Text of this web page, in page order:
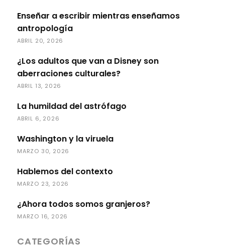
Enseñar a escribir mientras enseñamos
antropología
ABRIL 20, 2026
¿Los adultos que van a Disney son
aberraciones culturales?
ABRIL 13, 2026
La humildad del astrófago
ABRIL 6, 2026
Washington y la viruela
MARZO 30, 2026
Hablemos del contexto
MARZO 23, 2026
¿Ahora todos somos granjeros?
MARZO 16, 2026
CATEGORÍAS